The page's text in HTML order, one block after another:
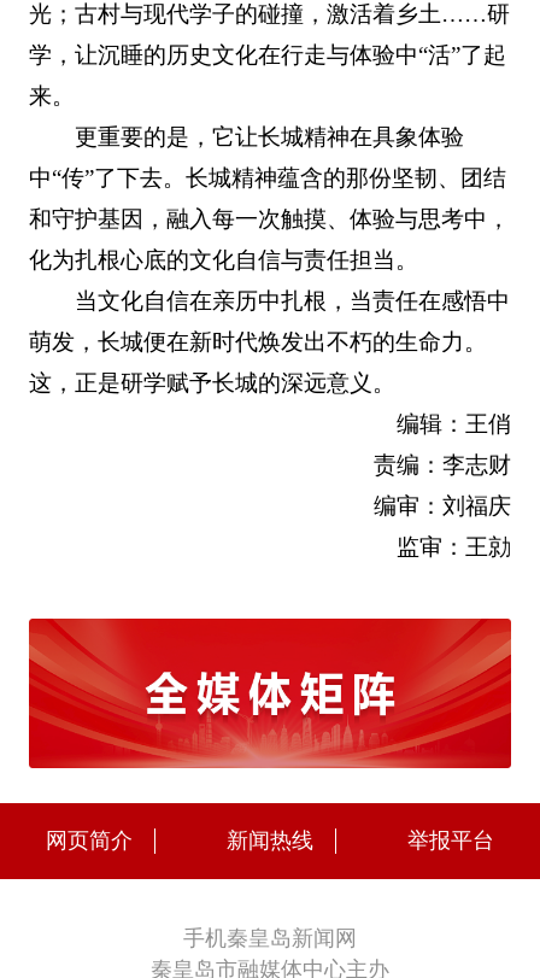
光；古村与现代学子的碰撞，激活着乡土……研
学，让沉睡的历史文化在行走与体验中“活”了起
来。
更重要的是，它让长城精神在具象体验
中“传”了下去。长城精神蕴含的那份坚韧、团结
和守护基因，融入每一次触摸、体验与思考中，
化为扎根心底的文化自信与责任担当。
当文化自信在亲历中扎根，当责任在感悟中
萌发，长城便在新时代焕发出不朽的生命力。
这，正是研学赋予长城的深远意义。
编辑：王俏
责编：李志财
编审：刘福庆
监审：王勍
网页简介 新闻热线 举报平台
手机秦皇岛新闻网
秦皇岛市融媒体中心主办